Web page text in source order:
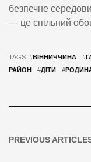
безпечне
— це спільний
TAGS: #ВІННИЧЧИНА #
РАЙОН
#ДІТИ #
PREVIOUS